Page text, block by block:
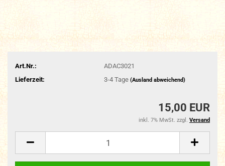
Art.Nr.:
ADAC3021
Lieferzeit:
3-4 Tage (Ausland abweichend)
15,00 EUR
inkl. 7% MwSt. zzgl. Versand